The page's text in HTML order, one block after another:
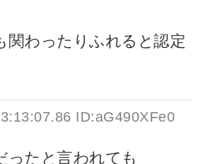
関わったりふれると認定
ID:aG490XFe0
ったと言われても